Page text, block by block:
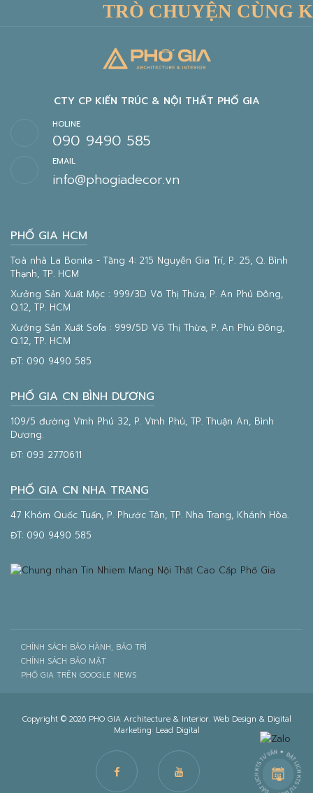
TRÒ CHUYỆN CÙNG
HOLINE
090 9490 585
CTY CP KIẾN TRÚC & NỘI THẤT PHỐ GIA
EMAIL
info@phogiadecor.vn
PHỐ GIA HCM
Toà nhà La Bonita - Tầng 4: 215 Nguyễn Gia Trí, P. 25, Q. Bình
Thạnh, TP. HCM
Xưởng Sản Xuất Mộc : 999/3D Võ Thị Thừa, P. An Phú Đông,
Q.12, TP. HCM
Xưởng Sản Xuất Sofa : 999/5D Võ Thị Thừa, P. An Phú Đông,
Q.12, TP. HCM
ĐT: 090 9490 585
PHỐ GIA CN BÌNH DƯƠNG
109/5 đường Vĩnh Phú 32, P. Vĩnh Phú, TP. Thuận An, Bình
Dương.
ĐT: 093 2770611
PHỐ GIA CN NHA TRANG
47 Khóm Quốc Tuấn, P. Phước Tân, TP. Nha Trang, Khánh Hòa.
ĐT: 090 9490 585
CHÍNH SÁCH BẢO HÀNH, BẢO TRÌ
CHÍNH SÁCH BẢO MẬT
PHỐ GIA TRÊN GOOGLE NEWS
Copyright © 2026 PHO GIA Architecture & Interior. Web Design & Digital
Marketing: Lead Digital